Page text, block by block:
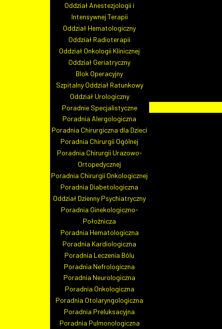
Oddział Anestezjologii i
Intensywnej Terapii
Oddział Hematologiczny
Oddział Radioterapii
Oddział Onkologii Klinicznej
Oddział Geriatryczny
Blok Operacyjny
Szpitalny Oddział Ratunkowy
Oddział Urologiczny
Poradnie Specjalistyczne
Poradnia Alergologiczna
Poradnia Chirurgiczna dla Dzieci
Poradnia Chirurgii Ogólnej
Poradnia Chirurgii Urazowo-
Ortopedycznej
Poradnia Chirurgii Onkologicznej
Poradnia Diabetologiczna
Oddział Dzienny Psychiatryczny
Poradnia Ginekologiczno-
Położnicza
Poradnia Hematologiczna
Poradnia Kardiologiczna
Poradnia Leczenia Bólu
Poradnia Nefrologiczna
Poradnia Neurologiczna
Poradnia Onkologiczna
Poradnia Otolaryngologiczna
Poradnia Preluksacyjna
Poradnia Pulmonologiczna
Strona Główna
Szpital
Misja szpitala
Regulamin organizacyjny
Historia szpitala
Patron
Statut podmiotu
Jesteśmy szpitalem III stopnia
W mediach
Regulamin monitoringu wizyjnego
Nagrody i wyróżnienia
Jakość
Ochrona radiologiczna